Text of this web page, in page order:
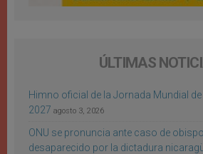
ÚLTIMAS
Himno oficial de la Jornada Mundial de
2027 agosto 3, 2026
ONU se pronuncia ante caso de
desaparecido por la dictadura